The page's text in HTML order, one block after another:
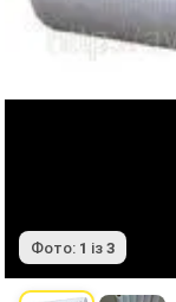
Фото: 1 із 3